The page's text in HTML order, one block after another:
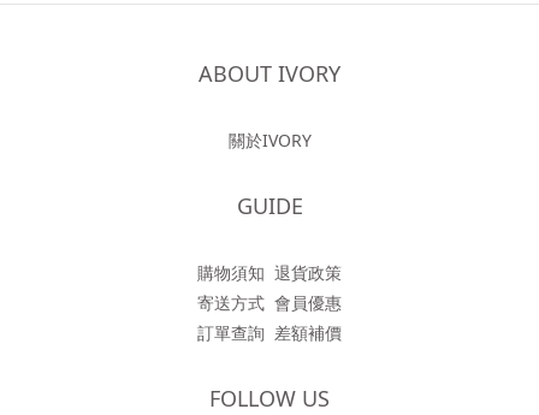
ABOUT IVORY
關於IVORY
GUIDE
購物須知 退貨政策
寄送方式 會員優惠
訂單查詢 差額補價
FOLLOW US